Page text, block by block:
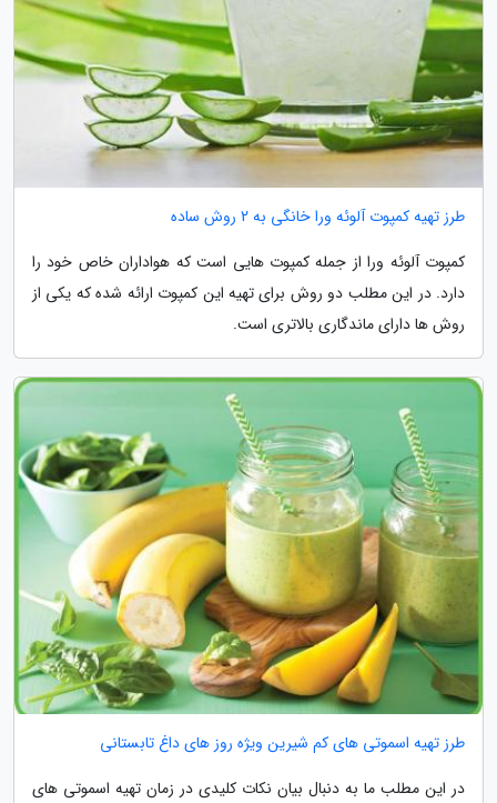
طرز تهیه کمپوت آلوئه ورا خانگی به 2 روش ساده
کمپوت آلوئه ورا از جمله کمپوت هایی است که هواداران خاص خود را
دارد. در این مطلب دو روش برای تهیه این کمپوت ارائه شده که یکی از
روش ها دارای ماندگاری بالاتری است.
طرز تهیه اسموتی های کم شیرین ویژه روز های داغ تابستانی
در این مطلب ما به دنبال بیان نکات کلیدی در زمان تهیه اسموتی های